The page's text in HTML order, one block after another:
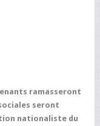
ramasseront
seront
nationaliste du